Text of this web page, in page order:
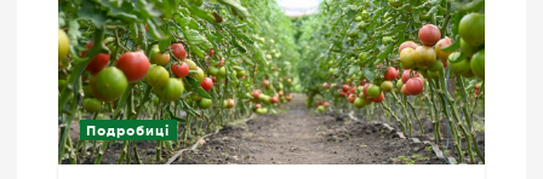
Подробиці